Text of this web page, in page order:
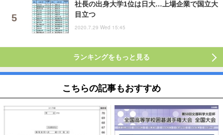
社長の出身大学1位は日大…上場企業で国立大
目立つ
2020.7.29 Wed 15:45
ランキングをもっと見る
こちらの記事もおすすめ